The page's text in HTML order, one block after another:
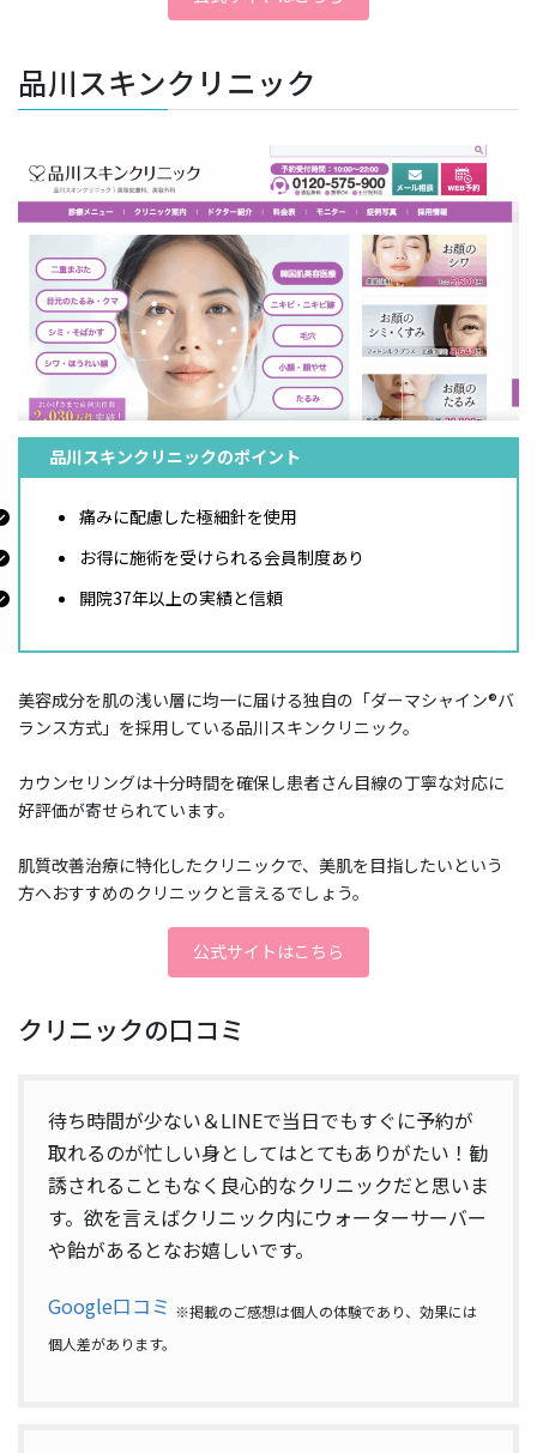
品川スキンクリニック
品川スキンクリニックのポイント
痛みに配慮した極細針を使用
お得に施術を受けられる会員制度あり
開院37年以上の実績と信頼
美容成分を肌の浅い層に均一に届ける独自の「ダーマシャイン®バ
ランス方式」を採用している品川スキンクリニック。
カウンセリングは十分時間を確保し患者さん目線の丁寧な対応に
好評価が寄せられています。
肌質改善治療に特化したクリニックで、美肌を目指したいという
方へおすすめのクリニックと言えるでしょう。
公式サイトはこちら
クリニックの口コミ
待ち時間が少ない＆LINEで当日でもすぐに予約が
取れるのが忙しい身としてはとてもありがたい！勧
誘されることもなく良心的なクリニックだと思いま
す。欲を言えばクリニック内にウォーターサーバー
や飴があるとなお嬉しいです。
Google口コミ ※掲載のご感想は個人の体験であり、効果には
個人差があります。